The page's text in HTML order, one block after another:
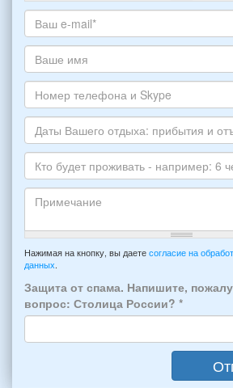
Какое
жилье
хотите
снять,
укажите
пожалуйста
НОМЕР
варианта:
*
Ваш
адрес
электронной
почты
*
Ваше
имя
Номер
телефона
и
Skype
Даты
Вашего
отдыха:
прибытия
отъезда
из
Феодосии:
*
Кто
будет
-
например:
6
человек:
4
взрослых
Примечание
Нажимая на кнопку, вы даете согласие на
данных
Защита от спама. Напишите,
вопрос: Столица России? *